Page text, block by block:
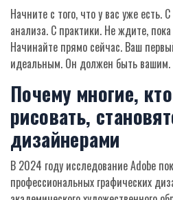
Начните с того, что у вас уже есть.
анализа. С практики. Не ждите,
Начинайте прямо сейчас. Ваш
идеальным. Он должен быть вашим.
Почему многие,
рисовать,
дизайнерами
В 2024 году исследование Adobe
профессиональных графических